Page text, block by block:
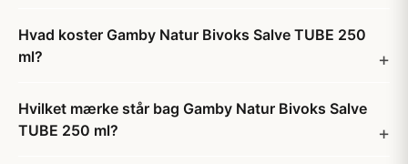
Hvad koster Gamby Natur Bivoks Salve TUBE 250
ml?
Hvilket mærke står bag Gamby Natur Bivoks Salve
TUBE 250 ml?